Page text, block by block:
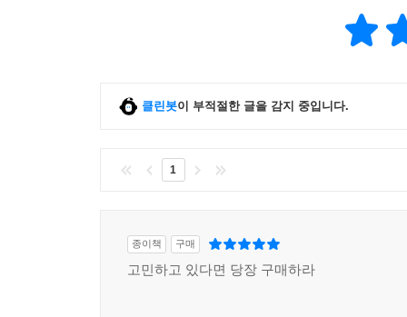
클린봇이 부적절한 글을 감지 중입니다.
1
종이책 구매
고민하고 있다면 당장 구매하라